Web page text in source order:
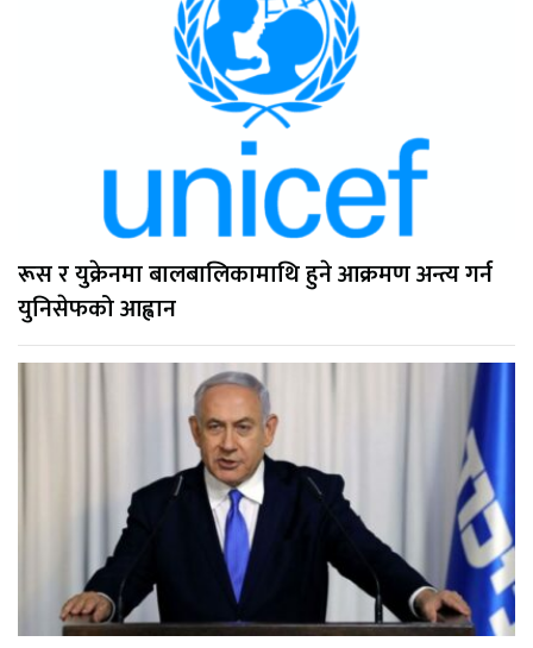
रूस र युक्रेनमा बालबालिकामाथि हुने आक्रमण अन्त्य गर्न
युनिसेफको आह्वान